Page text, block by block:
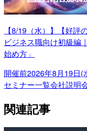
【8/19（水）】【好
ビジネス職向け初級編
始め方」
開催前2026年8月19日(
セミナー一覧会社説明
関連記事